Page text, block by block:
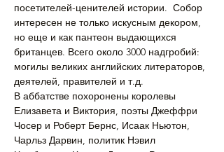
посетителей-ценителей истории.  Собор
интересен не только искусным декором,
но еще и как пантеон выдающихся
британцев. Всего около 3000 надгробий:
могилы великих английских литераторов,
деятелей, правителей и т.д.
В аббатстве похоронены королевы
Елизавета и Виктория, поэты Джеффри
Чосер и Роберт Бернс, Исаак Ньютон,
Чарльз Дарвин, политик Нэвил